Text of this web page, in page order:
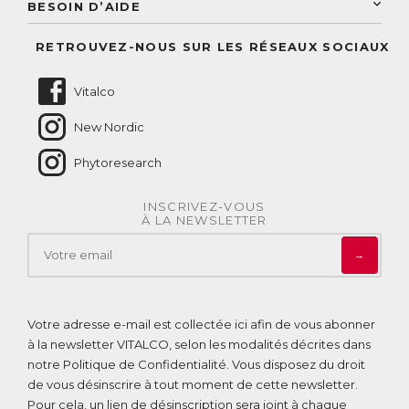
BESOIN D’AIDE
RETROUVEZ-NOUS SUR LES RÉSEAUX SOCIAUX
Vitalco
New Nordic
Phytoresearch
INSCRIVEZ-VOUS
À LA NEWSLETTER
→
Votre adresse e-mail est collectée ici afin de vous abonner
à la newsletter VITALCO, selon les modalités décrites dans
notre Politique de Confidentialité. Vous disposez du droit
de vous désinscrire à tout moment de cette newsletter.
Pour cela, un lien de désinscription sera joint à chaque